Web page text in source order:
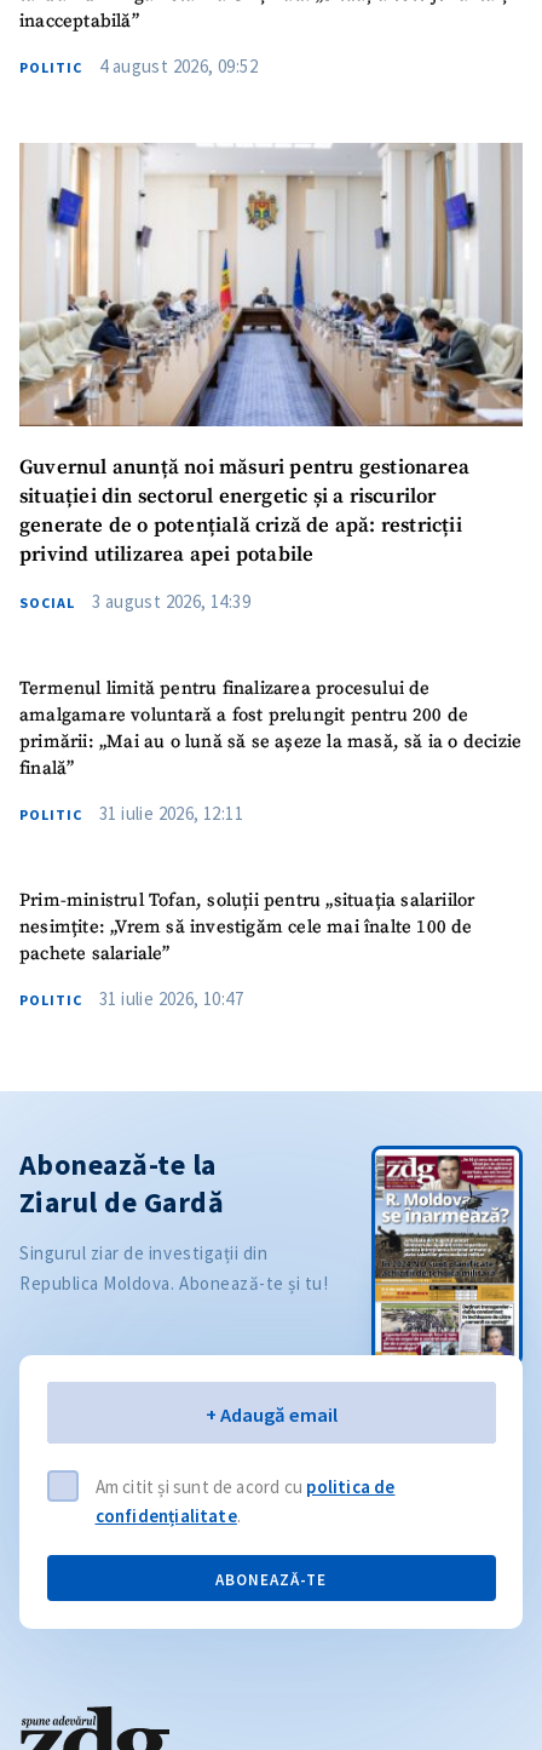
inacceptabilă”
POLITIC 4 august 2026, 09:52
Guvernul anunță noi măsuri pentru gestionarea
situației din sectorul energetic și a riscurilor
generate de o potențială criză de apă: restricții
privind utilizarea apei potabile
SOCIAL 3 august 2026, 14:39
Termenul limită pentru finalizarea procesului de
amalgamare voluntară a fost prelungit pentru 200 de
primării: „Mai au o lună să se așeze la masă, să ia o decizie
finală”
POLITIC 31 iulie 2026, 12:11
Prim-ministrul Tofan, soluții pentru „situația salariilor
nesimțite: „Vrem să investigăm cele mai înalte 100 de
pachete salariale”
POLITIC 31 iulie 2026, 10:47
Abonează-te la
Ziarul de Gardă
Singurul ziar de investigații din
Republica Moldova. Abonează-te și tu!
+ Adaugă email
Am citit și sunt de acord cu politica de
confidențialitate.
ABONEAZĂ-TE